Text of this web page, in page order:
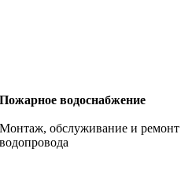
Пожарное водоснабжение
Монтаж, обслуживание и
водопровода